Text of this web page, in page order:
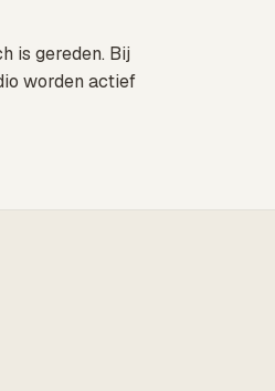
is gereden. Bij
worden actief